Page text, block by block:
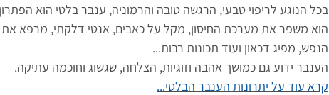
בכל הנוגע לריפוי טבעי, הרגשה טובה והרמוניה, ענבר בלטי הוא
הוא משפר את מערכת החיסון, מקל על כאבים, אנטי דלקתי, מרפא את
הנפש, מפיג דכאון ועוד תכונות רבות...
הענבר ידוע גם כמושך אהבה וזוגיות, הצלחה, שגשוג וחוכמה עתיקה.
קרא עוד על יתרונות הענבר הבלטי...